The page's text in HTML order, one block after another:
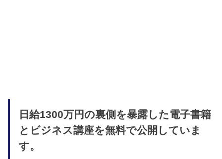
日給1300万円の裏側を暴露した電子書籍
とビジネス講座を無料で公開していま
す。